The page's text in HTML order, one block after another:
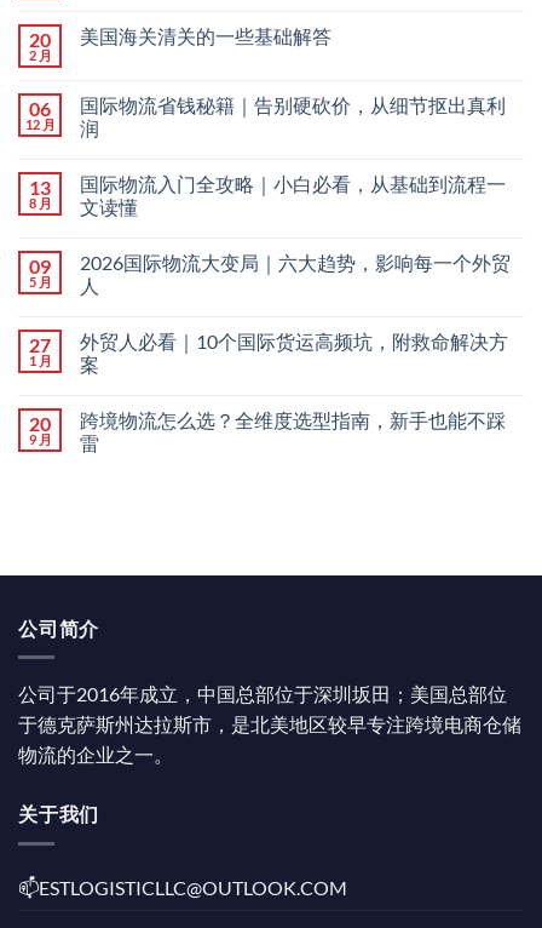
20
2 月
美国海关清关的一些基础解答
06
12 月
国际物流省钱秘籍｜告别硬砍价，从细节抠出真利
润
13
8 月
国际物流入门全攻略｜小白必看，从基础到流程一
文读懂
09
5 月
2026国际物流大变局｜六大趋势，影响每一个外贸
人
27
1 月
外贸人必看｜10个国际货运高频坑，附救命解决方
案
20
9 月
跨境物流怎么选？全维度选型指南，新手也能不踩
雷
公司简介
公司于2016年成立，中国总部位于深圳坂田；美国总部位
于德克萨斯州达拉斯市，是北美地区较早专注跨境电商仓储
物流的企业之一。
关于我们
📫️ESTLOGISTICLLC@OUTLOOK.COM